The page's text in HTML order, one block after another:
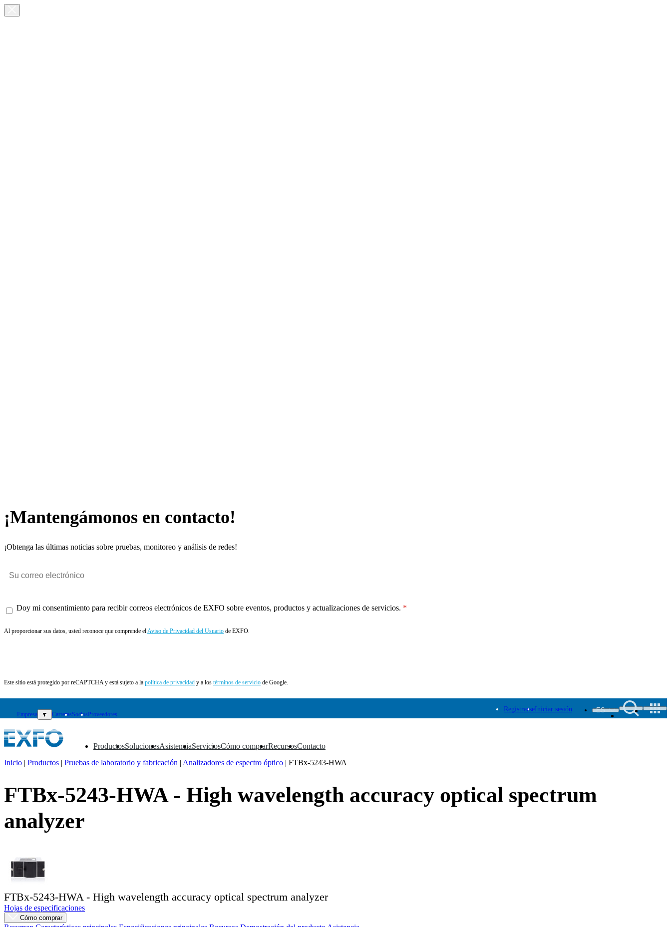
¡Mantengámonos en contacto!
¡Obtenga las últimas noticias sobre pruebas, monitoreo y análisis de redes!
Doy mi consentimiento para recibir correos electrónicos de EXFO sobre eventos, productos y actualizaciones de servicios.
Al proporcionar sus datos, usted reconoce que comprende elAviso de Privacidad del Usuario de EXFO.
Este sitio está protegido por reCAPTCHA y está sujeto a la política de privacidad y a los términos de servicio de Google.
Empresa ▼ CarrerasSociosProveedores
RegistrarseIniciar sesión ES
Productos
▼ Soluciones
▼ Asistencia
▼ Servicios
▼ Cómo comprar
▼ Recursos
▼ Contacto
▼
Productos
Soluciones
Asistencia
Servicios
Recursos
Contacto
RegistrarseIniciar
Empresa
Inicio | Productos | Pruebas de laboratorio y fabricación | Analizadores de espectro óptico | FTBx-5243-HWA
FTBx-5243-HWA - High wavelength accuracy optical spectrum
analyzer
FTBx-5243-HWA - High wavelength accuracy optical spectrum analyzer
Hojas de especificaciones
Cómo comprar